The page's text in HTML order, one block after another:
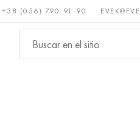
+38 (056) 790-91-90
Metales no
ferrosos